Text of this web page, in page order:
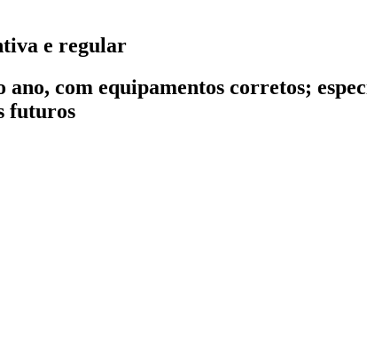
e regular
ano, com equipamentos corretos;
futuros